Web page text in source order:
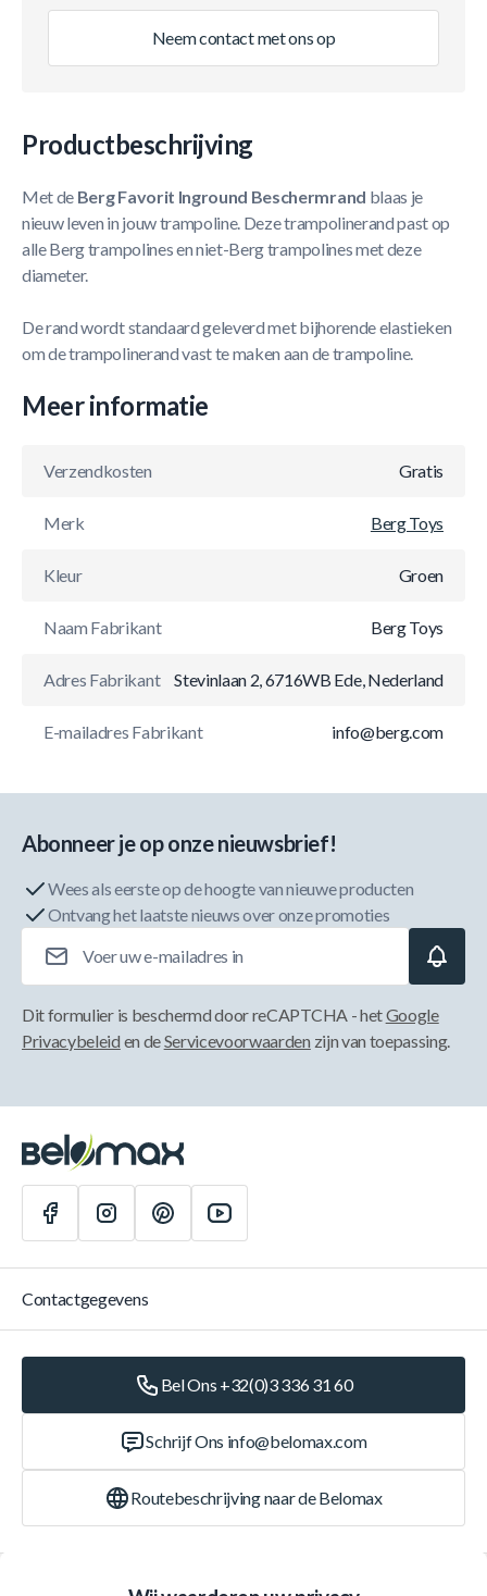
Neem contact met ons op
Productbeschrijving
Met de Berg Favorit Inground Beschermrand blaas je
nieuw leven in jouw trampoline. Deze trampolinerand past op
alle Berg trampolines en niet-Berg trampolines met deze
diameter.
De rand wordt standaard geleverd met bijhorende elastieken
om de trampolinerand vast te maken aan de trampoline.
Meer informatie
Verzendkosten Gratis
Merk Berg Toys
Kleur Groen
Naam Fabrikant Berg Toys
Adres Fabrikant Stevinlaan 2, 6716WB Ede, Nederland
E-mailadres Fabrikant info@berg.com
Abonneer je op onze nieuwsbrief!
Wees als eerste op de hoogte van nieuwe producten
Ontvang het laatste nieuws over onze promoties
Dit formulier is beschermd door reCAPTCHA - hetGoogle
Privacybeleid en deServicevoorwaarden zijn van toepassing.
Contactgegevens
Bel Ons +32(0)3 336 31 60
Schrijf Ons info@belomax.com
Routebeschrijving naar de Belomax